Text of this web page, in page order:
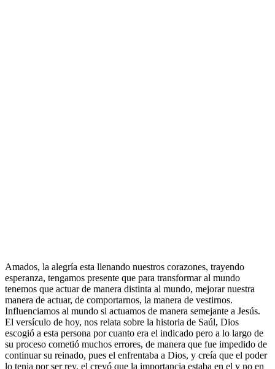
Amados, la alegría esta llenando nuestros corazones, trayendo
esperanza, tengamos presente que para transformar al mundo
tenemos que actuar de manera distinta al mundo, mejorar nuestra
manera de actuar, de comportarnos, la manera de vestirnos.
Influenciamos al mundo si actuamos de manera semejante a Jesús.
El versículo de hoy, nos relata sobre la historia de Saúl, Dios
escogió a esta persona por cuanto era el indicado pero a lo largo de
su proceso cometió muchos errores, de manera que fue impedido de
continuar su reinado, pues el enfrentaba a Dios, y creía que el poder
lo tenia por ser rey, el creyó que la importancia estaba en el y no en